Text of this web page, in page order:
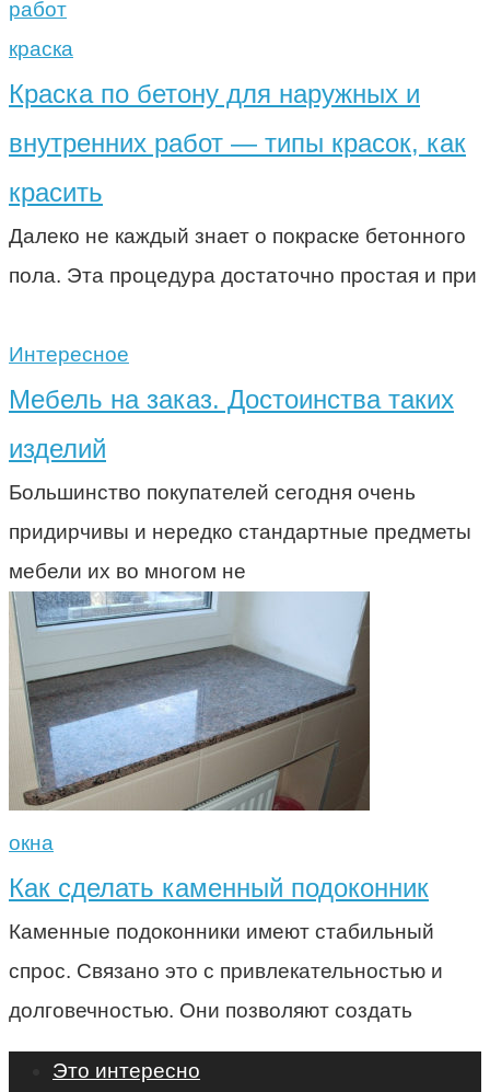
краска
Краска по бетону для наружных и
внутренних работ — типы красок, как
красить
Далеко не каждый знает о покраске бетонного
пола. Эта процедура достаточно простая и при
Интересное
Мебель на заказ. Достоинства таких
изделий
Большинство покупателей сегодня очень
придирчивы и нередко стандартные предметы
мебели их во многом не
окна
Как сделать каменный подоконник
Каменные подоконники имеют стабильный
спрос. Связано это с привлекательностью и
долговечностью. Они позволяют создать
Это интересно